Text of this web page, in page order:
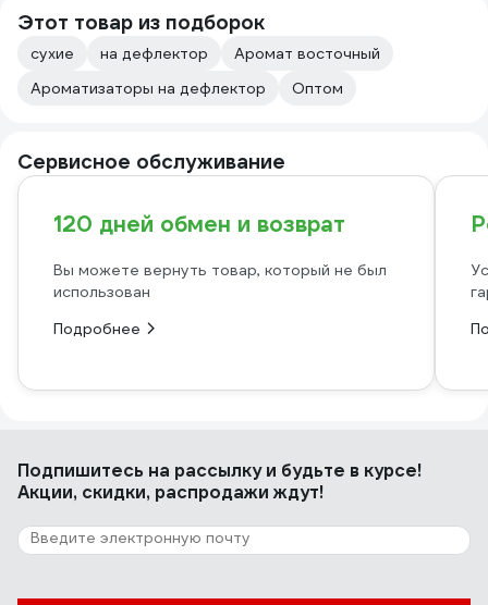
Этот товар из подборок
сухие на дефлектор
Аромат восточный
Ароматизаторы на дефлектор
Оптом
Сервисное обслуживание
120 дней обмен и возврат
Вы можете вернуть товар, который не был
использован
Подробнее
Подпишитесь на рассылкуи будьте в курсе!
Акции, скидки, распродажи ждут!